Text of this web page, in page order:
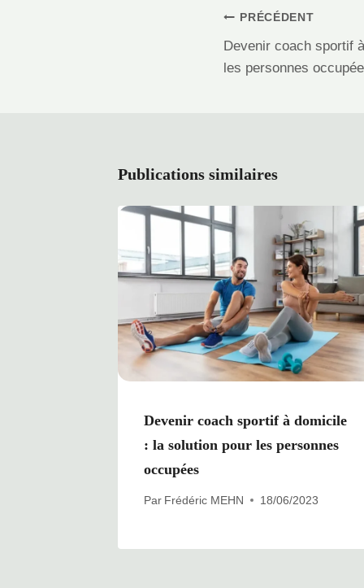
Navigation
de
l’article
PRÉCÉDENT
Devenir coach sportif
les personnes
Publications similaires
Devenir coach sportif à domicile
: la solution pour les personnes
occupées
Par Frédéric MEHN 18/06/2023